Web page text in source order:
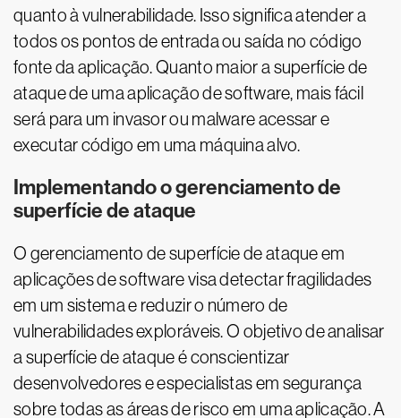
quanto à vulnerabilidade. Isso significa atender a
todos os pontos de entrada ou saída no código
fonte da aplicação. Quanto maior a superfície de
ataque de uma aplicação de software, mais fácil
será para um invasor ou malware acessar e
executar código em uma máquina alvo.
Implementando o gerenciamento de
superfície de ataque
O gerenciamento de superfície de ataque em
aplicações de software visa detectar fragilidades
em um sistema e reduzir o número de
vulnerabilidades exploráveis. O objetivo de analisar
a superfície de ataque é conscientizar
desenvolvedores e especialistas em segurança
sobre todas as áreas de risco em uma aplicação. A